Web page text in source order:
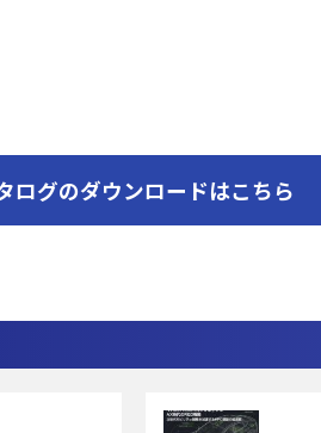
ログのダウンロードはこちら